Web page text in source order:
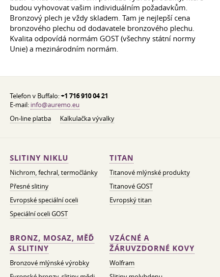
budou vyhovovat vašim individuálním požadavkům.
Bronzový plech je vždy skladem. Tam je nejlepší cena
bronzového plechu od dodavatele bronzového plechu.
Kvalita odpovídá normám GOST (všechny státní normy
Unie) a mezinárodním normám.
Telefon v Buffalo:+1 716 910 04 21
E-mail: info@auremo.eu
On-line platba
Kalkulačka vývalky
SLITINY NIKLU
Nichrom, fechral, termočlánky
Přesné slitiny
Evropské speciální oceli
Speciální oceli GOST
TITAN
Titanové mlýnské produkty
Titanové GOST
Evropský titan
BRONZ, MOSAZ, MĚĎ
A SLITINY
Bronzové mlýnské výrobky
VZÁCNÉ A
ŽÁRUVZDORNÉ KOVY
Wolfram